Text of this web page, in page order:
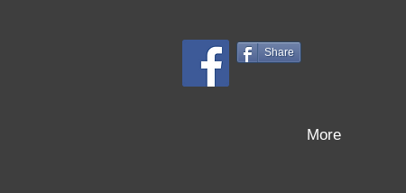
Share
More